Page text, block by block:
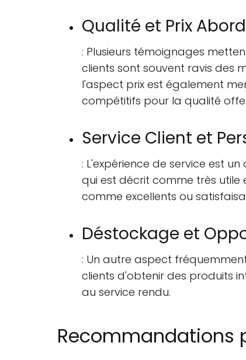
Qualité et Prix
: Plusieurs témoignages
clients sont souvent ravis des
l'aspect prix est également
compétitifs pour la qualité
Service Client et
: L'expérience de service est
qui est décrit comme très utile
comme excellents ou
Déstockage et
: Un autre aspect
clients d'obtenir des produits
au service rendu.
Recommandations